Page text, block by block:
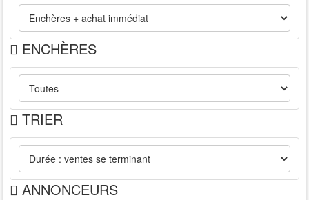
ENCHÈRES
TRIER
ANNONCEURS